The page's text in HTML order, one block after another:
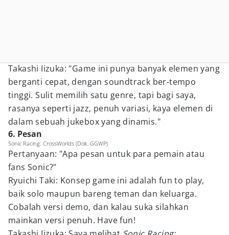
Takashi Iizuka: "Game ini punya banyak elemen yang
berganti cepat, dengan soundtrack ber-tempo
tinggi. Sulit memilih satu genre, tapi bagi saya,
rasanya seperti jazz, penuh variasi, kaya elemen di
dalam sebuah jukebox yang dinamis."
6. Pesan
Sonic Racing: CrossWorlds (Dok. GGWP)
Pertanyaan: "Apa pesan untuk para pemain atau
fans Sonic?"
Ryuichi Taki: Konsep game ini adalah fun to play,
baik solo maupun bareng teman dan keluarga.
Cobalah versi demo, dan kalau suka silahkan
mainkan versi penuh. Have fun!